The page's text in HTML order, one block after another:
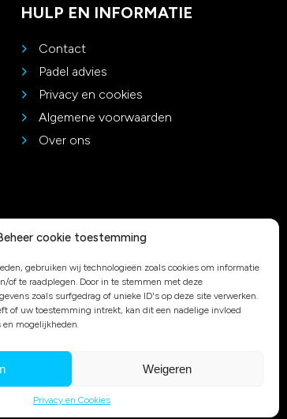
cookie toestemming
gebruiken wij technologieën zoals cookies om informatie
of te raadplegen. Door in te stemmen met deze
zoals surfgedrag of unieke ID's op deze site verwerken.
of uw toestemming intrekt, kan dit een nadelige invloed
mogelijkheden.
Weigeren
Privacy en Cookies
HULP EN INFORMATIE
Contact
Padel advies
Privacy en cookies
Algemene voorwaarden
Over ons
© 2026 Duo Bakkersport